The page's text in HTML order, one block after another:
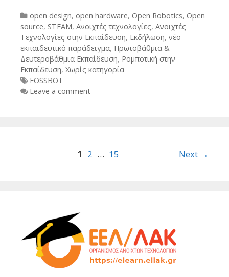
Categories
open design, open hardware, Open Robotics, Open
source, STEAM, Ανοιχτές τεχνολογίες, Ανοιχτές
Τεχνολογίες στην Εκπαίδευση, Εκδήλωση, νέο
εκπαιδευτικό παράδειγμα, Πρωτοβάθμια &
Δευτεροβάθμια Εκπαίδευση, Ρομποτική στην
Εκπαίδευση, Χωρίς κατηγορία
Tags
FOSSBOT
Leave a comment
1 2 … 15 Next →